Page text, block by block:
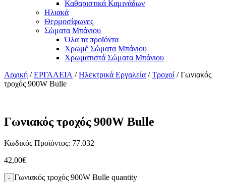
Καθαριστικά Καμινάδων
Ηλιακά
Θερμοσίφωνες
Σώματα Μπάνιου
Όλα τα προϊόντα
Χρωμέ Σώματα Μπάνιου
Χρωματιστά Σώματα Μπάνιου
Αρχική /ΕΡΓΑΛΕΙΑ /Ηλεκτρικά Εργαλεία /Τροχοί / Γωνιακός
τροχός 900W Bulle
Γωνιακός τροχός 900W Bulle
Κωδικός Προϊόντος: 77.032
42,00€
- Γωνιακός τροχός 900W Bulle quantity